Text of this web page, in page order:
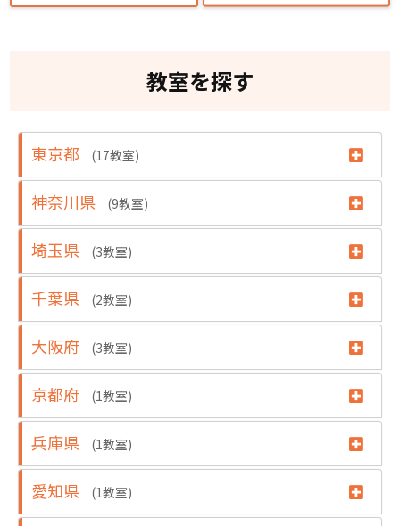
教室を探す
東京都 (17教室)
神奈川県 (9教室)
埼玉県 (3教室)
千葉県 (2教室)
大阪府 (3教室)
京都府 (1教室)
兵庫県 (1教室)
愛知県 (1教室)